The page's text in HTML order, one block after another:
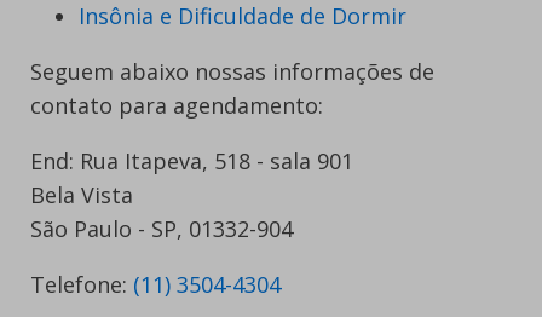
Insônia e Dificuldade de Dormir
Seguem abaixo nossas informações de
contato para agendamento:
End: Rua Itapeva, 518 - sala 901
Bela Vista
São Paulo - SP, 01332-904
Telefone: (11) 3504-4304